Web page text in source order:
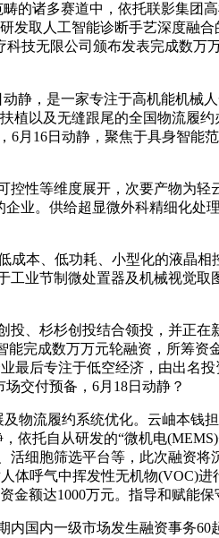
的诸多赛道中，依托联影集团
发取人工智能诊断手艺深度融
技无限公司颁布发表完成数万
静，是一家专注于高机能机械
植以及无缝跟尾的全国物流履
月16日动静，聚焦于具身智能
性等维度展开，次要产物为轻
业。供给超显微外科精细化处
本、低功耗、小型化的液晶相
业节制微处置器及机械视觉
、杉杉创投结合领投，并正在
完成数万万元轮融资，所筹
最后专注于低空经济，由出名
交付预备，6月18日动静？
流履约系统优化。云岫本钱
依托自从研发的“微机电
细胞筛选平台等，此次融资
体呼气中挥发性无机物(VOC)
额达1000万元。指导和赋能保
国内一级市场发生融资事务60